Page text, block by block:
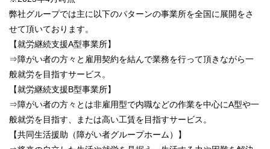
弊社グループでは主に以下のパターンの事業所を全国に展開をさ
せて頂いております。
【就労継続支援A型事業所】
⇒障がい者の方々と雇用契約を結んで業務を行って頂きながら一
般就労を目指すサービス。
【就労継続支援B型事業所】
⇒障がい者の方々とは非雇用型で内職などの作業を中心にA型や一
般就労を目指す、または高い工賃を目指すサービス。
【共同生活援助（障がい者グループホーム）】